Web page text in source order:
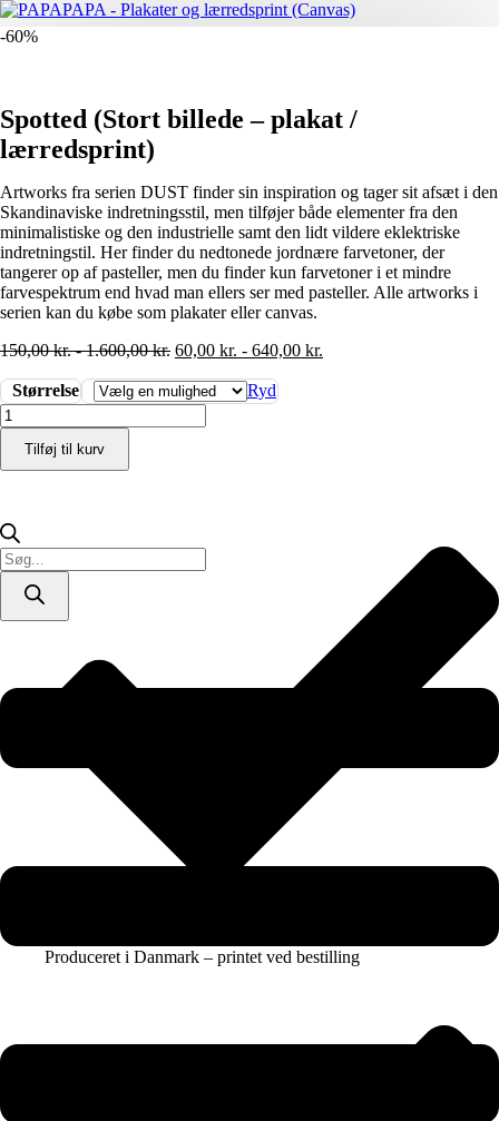
Products
search
-60%
Spotted (Stort billede – plakat /
lærredsprint)
Artworks fra serien DUST finder sin inspiration og tager sit afsæt i den
Skandinaviske indretningsstil, men tilføjer både elementer fra den
minimalistiske og den industrielle samt den lidt vildere eklektriske
indretningstil. Her finder du nedtonede jordnære farvetoner, der
tangerer op af pasteller, men du finder kun farvetoner i et mindre
farvespektrum end hvad man ellers ser med pasteller. Alle artworks i
serien kan du købe som plakater eller canvas.
150,00kr.-1.600,00kr. 60,00 kr. - 640,00 kr.
Størrelse
Ryd
Spotted
(Stort
billede
-
lærredsprint)
antal
Tilføj til kurv
Produceret i Danmark – printet ved bestilling